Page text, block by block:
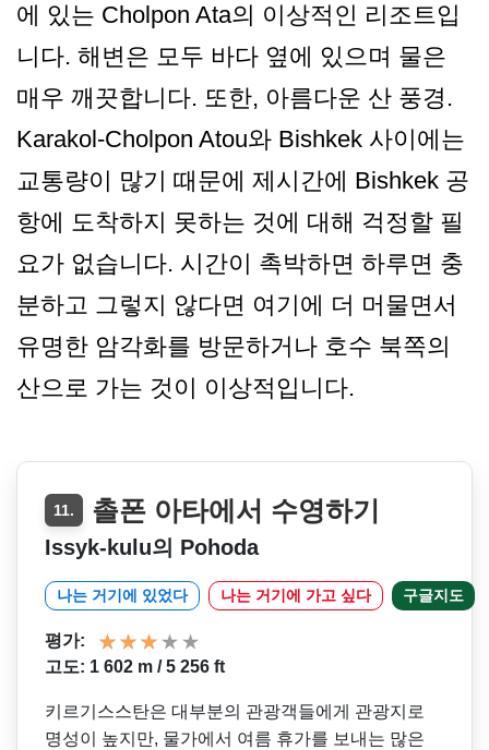
에 있는 Cholpon Ata의 이상적인 리조트입
니다. 해변은 모두 바다 옆에 있으며 물은
매우 깨끗합니다. 또한, 아름다운 산 풍경.
Karakol-Cholpon Atou와 Bishkek 사이에는
교통량이 많기 때문에 제시간에 Bishkek 공
항에 도착하지 못하는 것에 대해 걱정할 필
요가 없습니다. 시간이 촉박하면 하루면 충
분하고 그렇지 않다면 여기에 더 머물면서
유명한 암각화를 방문하거나 호수 북쪽의
산으로 가는 것이 이상적입니다.
11. 촐폰 아타에서 수영하기
Issyk-kulu의 Pohoda
나는 거기에 있었다 나는 거기에 가고 싶다 구글지도
평가:
고도: 1 602 m / 5 256 ft
키르기스스탄은 대부분의 관광객들에게 관광지로
명성이 높지만, 물가에서 여름 휴가를 보내는 많은